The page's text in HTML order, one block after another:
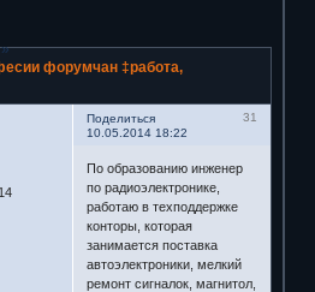
форумчан ‡работа,
»
Поделиться
31
10.05.2014 18:22
По образованию инженер
по радиоэлектронике,
работаю в техподдержке
конторы, которая
занимается поставка
автоэлектроники, мелкий
ремонт сигналок, магнитол,